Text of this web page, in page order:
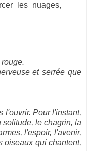
les nuages,
et serrée que
l'ouvrir. Pour l'instant,
le chagrin, la
l'espoir, l'avenir,
oiseaux qui chantent,